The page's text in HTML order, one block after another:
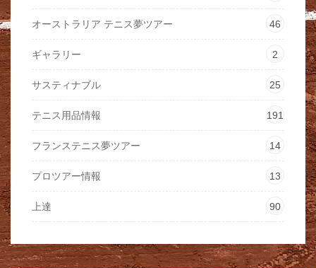
オーストラリア テニス夢ツアー 46
ギャラリー 2
サスティナブル 25
テニス用品情報 191
フランステニス夢ツアー 14
プロツアー情報 13
上達 90